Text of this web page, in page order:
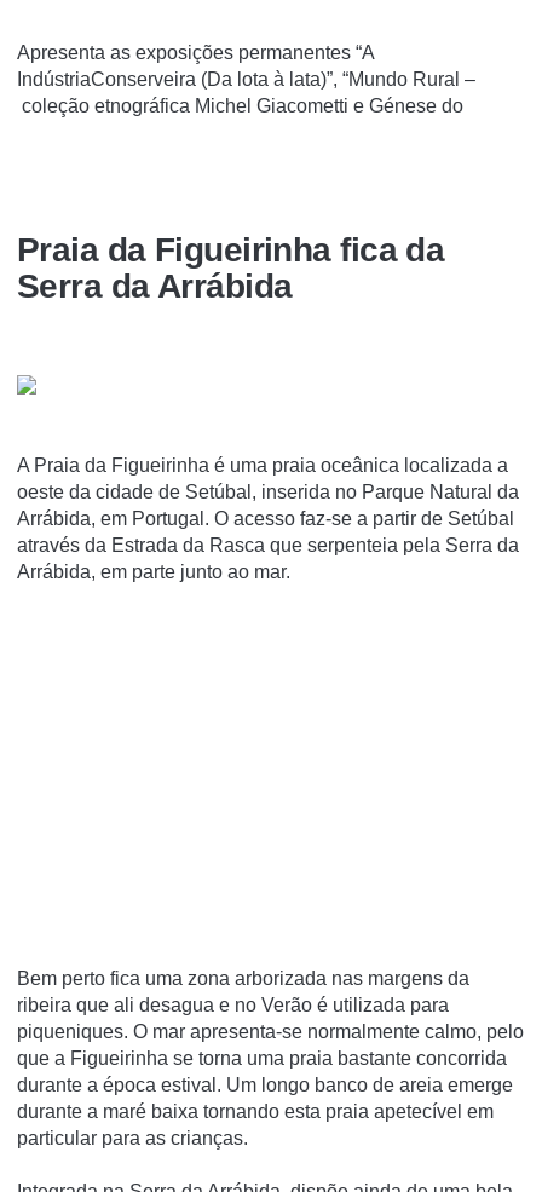
Apresenta as exposições permanentes “A
IndústriaConserveira (Da lota à lata)”, “Mundo Rural –
coleção etnográfica Michel Giacometti e Génese do
Praia da Figueirinha fica da
Serra da Arrábida
A Praia da Figueirinha é uma praia oceânica localizada a
oeste da cidade de Setúbal, inserida no Parque Natural da
Arrábida, em Portugal. O acesso faz-se a partir de Setúbal
através da Estrada da Rasca que serpenteia pela Serra da
Arrábida, em parte junto ao mar.
Bem perto fica uma zona arborizada nas margens da
ribeira que ali desagua e no Verão é utilizada para
piqueniques. O mar apresenta-se normalmente calmo, pelo
que a Figueirinha se torna uma praia bastante concorrida
durante a época estival. Um longo banco de areia emerge
durante a maré baixa tornando esta praia apetecí­vel em
particular para as crianças.